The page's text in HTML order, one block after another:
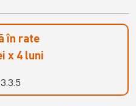
în rate
x 4 luni